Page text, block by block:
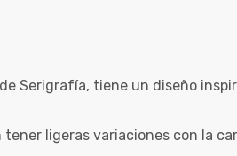
Serigrafía, tiene un diseño
ligeras variaciones con la